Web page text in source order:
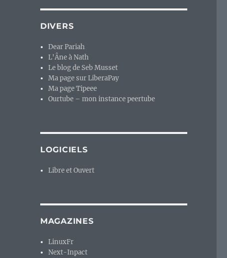
DIVERS
Dear Pariah
L'Âne à Nath
Le blog de Seb Musset
Ma page sur LiberaPay
Ma page Tipeee
Ourtube – mon instance peertube
LOGICIELS
Libre et Ouvert
MAGAZINES
LinuxFr
Next-Inpact